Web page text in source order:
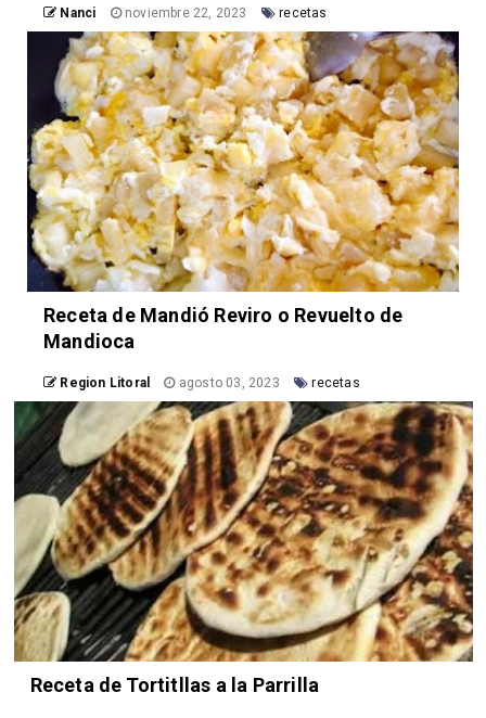
Nanci noviembre 22, 2023 recetas
Receta de Mandió Reviro o Revuelto de
Mandioca
Region Litoral agosto 03, 2023 recetas
Receta de Tortitllas a la Parrilla